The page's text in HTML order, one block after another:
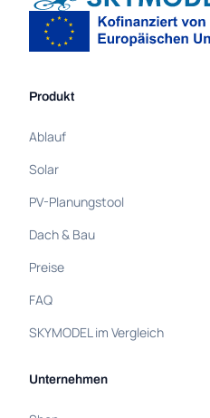
Produkt
Ablauf
Solar
PV-Planungstool
Dach & Bau
Preise
FAQ
SKYMODEL im Vergleich
Unternehmen